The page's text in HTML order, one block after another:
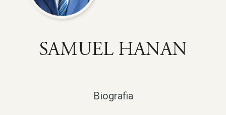
Biografia